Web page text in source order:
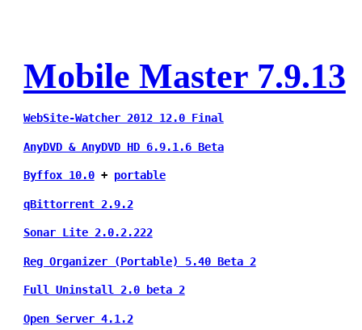
Mobile Master 7.9.13
WebSite-Watcher 2012 12.0 Final
AnyDVD & AnyDVD HD 6.9.1.6 Beta
Byffox 10.0 + portable
qBittorrent 2.9.2
Sonar Lite 2.0.2.222
Reg Organizer (Portable) 5.40 Beta 2
Full Uninstall 2.0 beta 2
Open Server 4.1.2